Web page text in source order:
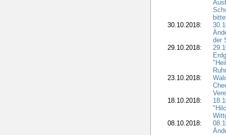
30.10.2018:
der
29.10.2018:
23.10.2018:
18.10.2018:
08.10.2018: